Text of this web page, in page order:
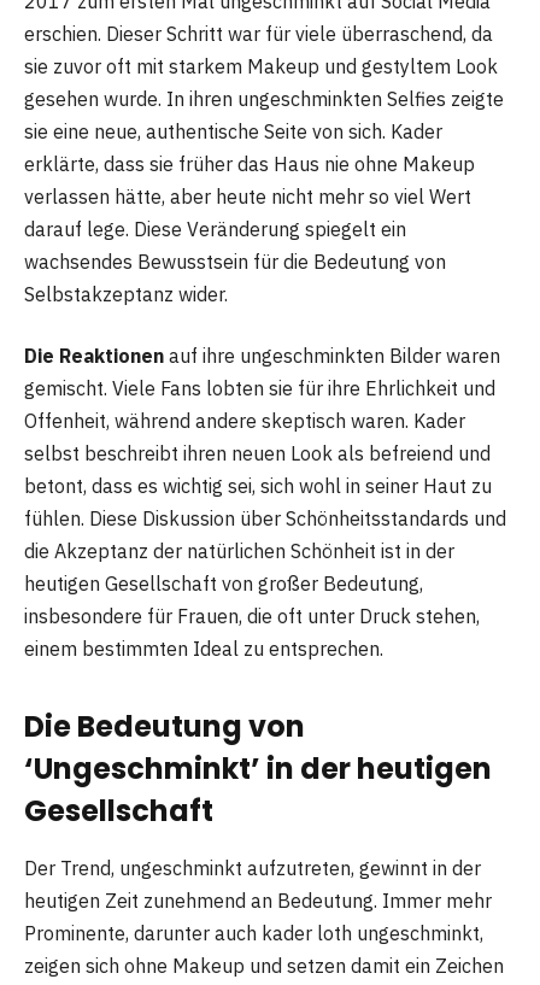
erschien. Dieser Schritt war für viele überraschend, da
sie zuvor oft mit starkem Makeup und gestyltem Look
gesehen wurde. In ihren ungeschminkten Selfies zeigte
sie eine neue, authentische Seite von sich. Kader
erklärte, dass sie früher das Haus nie ohne Makeup
verlassen hätte, aber heute nicht mehr so viel Wert
darauf lege. Diese Veränderung spiegelt ein
wachsendes Bewusstsein für die Bedeutung von
Selbstakzeptanz wider.
Die Reaktionen auf ihre ungeschminkten Bilder waren
gemischt. Viele Fans lobten sie für ihre Ehrlichkeit und
Offenheit, während andere skeptisch waren. Kader
selbst beschreibt ihren neuen Look als befreiend und
betont, dass es wichtig sei, sich wohl in seiner Haut zu
fühlen. Diese Diskussion über Schönheitsstandards und
die Akzeptanz der natürlichen Schönheit ist in der
heutigen Gesellschaft von großer Bedeutung,
insbesondere für Frauen, die oft unter Druck stehen,
einem bestimmten Ideal zu entsprechen.
Die Bedeutung von
‘Ungeschminkt’ in der heutigen
Gesellschaft
Der Trend, ungeschminkt aufzutreten, gewinnt in der
heutigen Zeit zunehmend an Bedeutung. Immer mehr
Prominente, darunter auch kader loth ungeschminkt,
zeigen sich ohne Makeup und setzen damit ein Zeichen